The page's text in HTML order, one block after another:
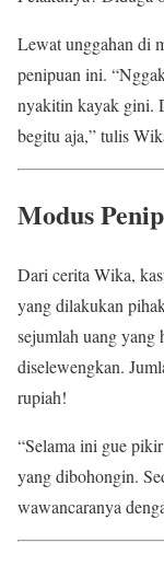
Lewat unggahan di
penipuan ini.
nyakitin kayak gini.
begitu aja,” tulis
Modus
Dari cerita Wika,
yang dilakukan
sejumlah uang yang
diselewengkan.
rupiah!
“Selama ini gue
yang dibohongin.
wawancaranya